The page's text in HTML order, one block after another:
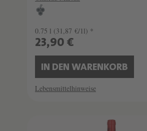
0.75 l (31,87 €/1l) *
23,90 €
IN DEN WARENKORB
Lebensmittelhinweise